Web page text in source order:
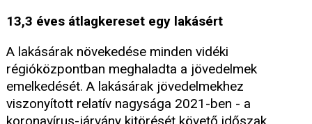
13,3 éves átlagkereset egy lakásért
A lakásárak növekedése minden vidéki
régióközpontban meghaladta a jövedelmek
emelkedését. A lakásárak jövedelmekhez
viszonyított relatív nagysága 2021-ben - a